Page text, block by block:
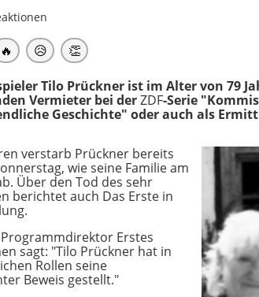
🔥 😥 👏
Tilo Prückner ist im Alter von 79
Vermieter bei derZDF-Serie
Geschichte" oder auch als
verstarb Prückner bereits
wie seine Familie am
Über den Tod des sehr
berichtet auch Das Erste in
Erstes
sagt: "Tilo Prückner hat in
Rollen seine
Beweis gestellt."